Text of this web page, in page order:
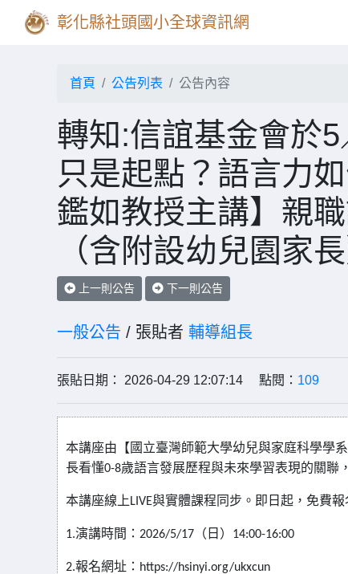
彰化縣社頭國小全球資訊網
首頁 公告列表 公告內容
轉知:信誼基金會於
只是起點？語言力
鑑如教授主講】親
（含附設幼兒園家
上一則公告 下一則公告
一般公告 / 張貼者 輔導組長
張貼日期： 2026-04-29 12:07:14 點閱： 109
本講座由【國立臺灣師範大學幼兒與家庭科學學
長看懂0-8歲語言發展歷程與未來學習表現的關聯
本講座線上LIVE與實體課程同步。即日起，免費報
1.演講時間： 2026/5/17 （日） 14:00-16:00
2.報名網址： https://hsinyi.org/ukxcun